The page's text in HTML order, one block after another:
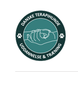
content